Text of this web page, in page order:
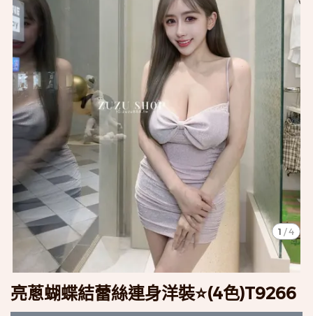
1 /4
亮蔥蝴蝶結蕾絲連身洋裝⭐️(4色)T9266